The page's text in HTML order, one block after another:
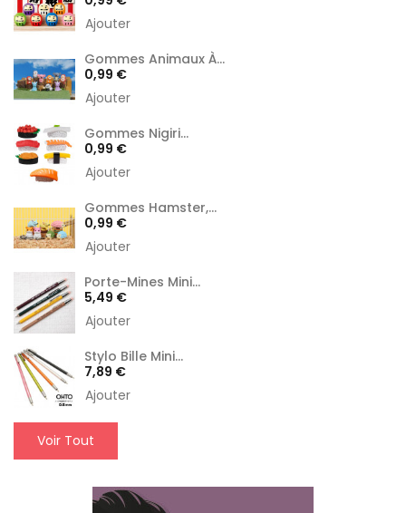
Ajouter
Gommes Animaux À...
Prix
0,99 €
Ajouter
Gommes Nigiri...
Prix
0,99 €
Ajouter
Gommes Hamster,...
Prix
0,99 €
Ajouter
Porte-Mines Mini...
Prix
5,49 €
Ajouter
Stylo Bille Mini...
Prix
7,89 €
Ajouter
Voir Tout